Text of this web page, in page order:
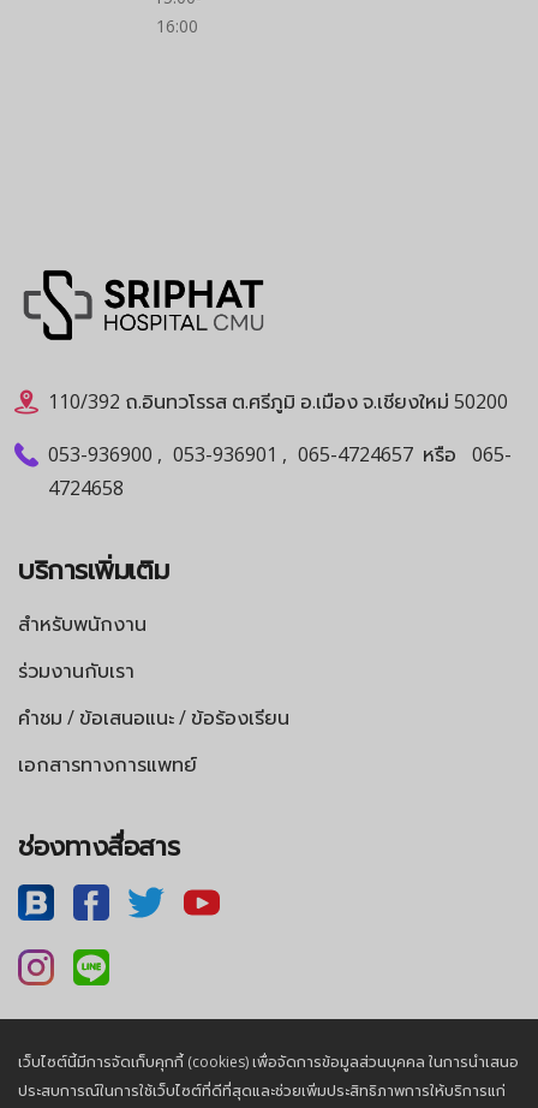
16:00
110/392 ถ.อินทวโรรส ต.ศรีภูมิ อ.เมือง จ.เชียงใหม่ 50200
053-936900 , 053-936901 , 065-4724657 หรือ
065-
4724658
บริการเพิ่มเติม
สำหรับพนักงาน
ร่วมงานกับเรา
คำชม / ข้อเสนอแนะ / ข้อร้องเรียน
เอกสารทางการแพทย์
ช่องทางสื่อสาร
นโยบายความเป็นส่วนตัว |นโยบายคุกกี้
เว็บไซต์นี้มีการจัดเก็บคุกกี้ (cookies) เพื่อจัดการข้อมูลส่วนบุคคล ในการนำเสนอ
ประสบการณ์ในการใช้เว็บไซต์ที่ดีที่สุดและช่วยเพิ่มประสิทธิภาพการให้บริการแก่